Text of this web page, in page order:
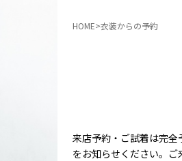
HOME 衣装からの予約
来店予約・ご試着は完
をお知らせください。